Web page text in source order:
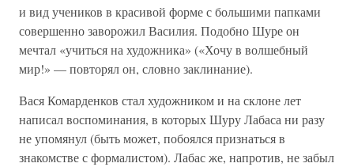
и вид учеников в красивой форме с большими папками
совершенно заворожил Василия. Подобно Шуре он
мечтал «учиться на художника» («Хочу в волшебный
мир!» — повторял он, словно заклинание).
Вася Комарденков стал художником и на склоне лет
написал воспоминания, в которых Шуру Лабаса ни разу
не упомянул (быть может, побоялся признаться в
знакомстве с формалистом). Лабас же, напротив, не забыл